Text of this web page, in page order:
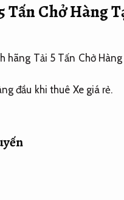
Tấn Chở Hàng
đầu khi thuê Xe giá rẻ.